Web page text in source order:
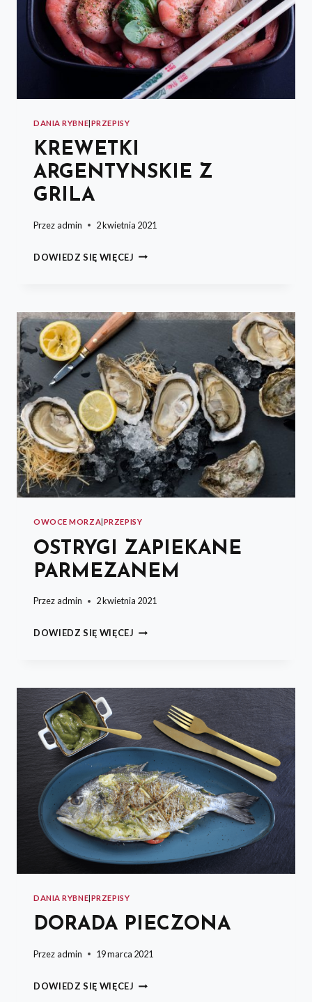
DANIA RYBNE|PRZEPISY
KREWETKI
ARGENTYNSKIE Z
GRILA
Przezadmin 2 kwietnia 2021
DOWIEDZ SIĘ WIĘCEJ KREWETKI
OWOCE MORZA PRZEPISY
OSTRYGI ZAPIEKANE
PARMEZANEM
Przezadmin 2 kwietnia 2021
DOWIEDZ SIĘ WIĘCEJ OSTRYGI
DANIA RYBNE|PRZEPISY
DORADA PIECZONA
Przezadmin 19 marca 2021
DOWIEDZ SIĘ WIĘCEJ DORADA